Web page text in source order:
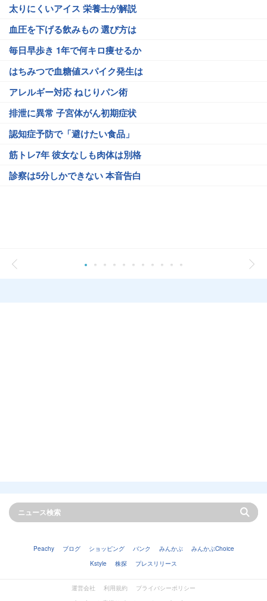
太りにくいアイス 栄養士が解説
血圧を下げる飲みもの 選び方は
毎日早歩き 1年で何キロ痩せるか
はちみつで血糖値スパイク発生は
アレルギー対応 ねじりパン術
排泄に異常 子宮体がん初期症状
認知症予防で「避けたい食品」
筋トレ7年 彼女なしも肉体は別格
診察は5分しかできない 本音告白
Peachy ブログ ショッピング バンク みんかぶ
みんかぶChoice
Kstyle
株探 プレスリリース
運営会社 利用規約
プライバシーポリシー